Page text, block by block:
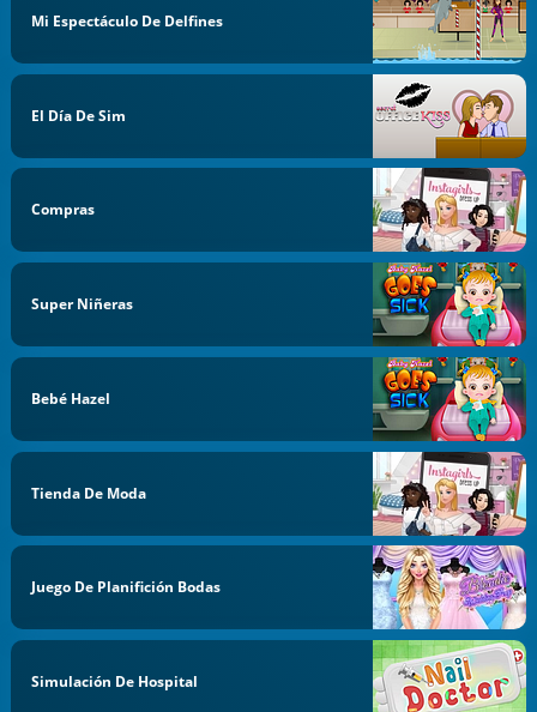
Mi Espectáculo De Delfines
El Día De Sim
Compras
Super Niñeras
Bebé Hazel
Tienda De Moda
Juego De Planifición Bodas
Simulación De Hospital